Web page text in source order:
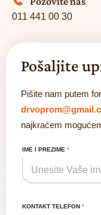
011 441 00 30
Pošaljite
Pišite nam putem
najkraćem
IME I PREZIME *
KONTAKT TELEFON *